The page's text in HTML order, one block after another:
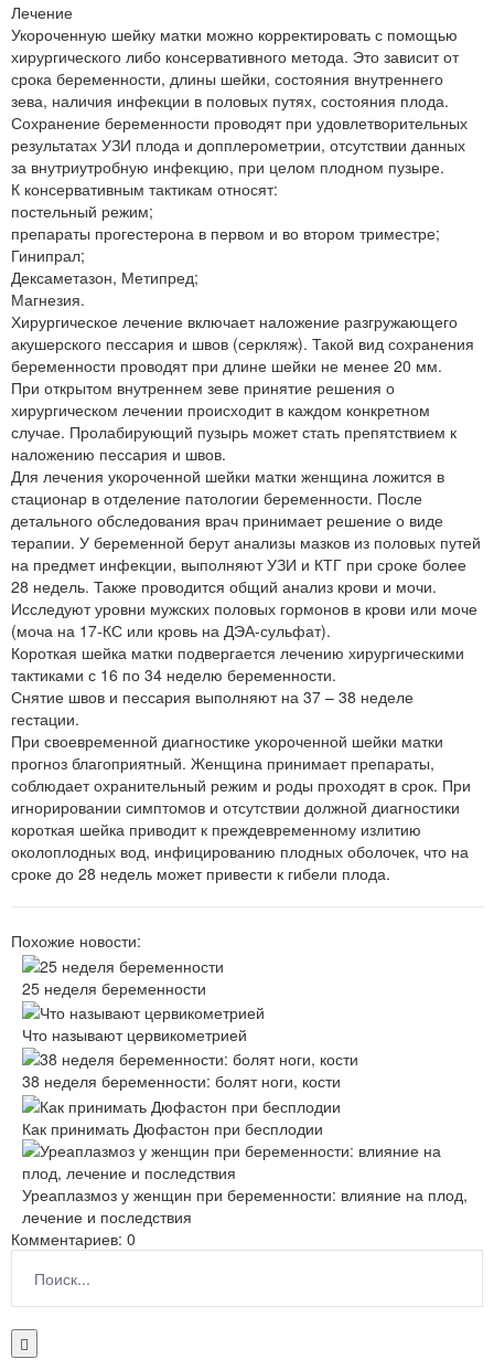
Лечение
Укороченную шейку матки можно корректировать с помощью
хирургического либо консервативного метода. Это зависит от
срока беременности, длины шейки, состояния внутреннего
зева, наличия инфекции в половых путях, состояния плода.
Сохранение беременности проводят при удовлетворительных
результатах УЗИ плода и допплерометрии, отсутствии данных
за внутриутробную инфекцию, при целом плодном пузыре.
К консервативным тактикам относят:
постельный режим;
препараты прогестерона в первом и во втором триместре;
Гинипрал;
Дексаметазон, Метипред;
Магнезия.
Хирургическое лечение включает наложение разгружающего
акушерского пессария и швов (серкляж). Такой вид сохранения
беременности проводят при длине шейки не менее 20 мм.
При открытом внутреннем зеве принятие решения о
хирургическом лечении происходит в каждом конкретном
случае. Пролабирующий пузырь может стать препятствием к
наложению пессария и швов.
Для лечения укороченной шейки матки женщина ложится в
стационар в отделение патологии беременности. После
детального обследования врач принимает решение о виде
терапии. У беременной берут анализы мазков из половых путей
на предмет инфекции, выполняют УЗИ и КТГ при сроке более
28 недель. Также проводится общий анализ крови и мочи.
Исследуют уровни мужских половых гормонов в крови или моче
(моча на 17-КС или кровь на ДЭА-сульфат).
Короткая шейка матки подвергается лечению хирургическими
тактиками с 16 по 34 неделю беременности.
Снятие швов и пессария выполняют на 37 – 38 неделе
гестации.
При своевременной диагностике укороченной шейки матки
прогноз благоприятный. Женщина принимает препараты,
соблюдает охранительный режим и роды проходят в срок. При
игнорировании симптомов и отсутствии должной диагностики
короткая шейка приводит к преждевременному излитию
околоплодных вод, инфицированию плодных оболочек, что на
сроке до 28 недель может привести к гибели плода.
Похожие новости:
25 неделя беременности
Что называют цервикометрией
38 неделя беременности: болят ноги, кости
Как принимать Дюфастон при бесплодии
Уреаплазмоз у женщин при беременности: влияние на плод,
лечение и последствия
Комментариев: 0